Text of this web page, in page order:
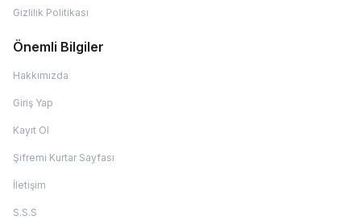
Gizlilik Politikası
Önemli Bilgiler
Hakkımızda
Giriş Yap
Kayıt Ol
Şifremi Kurtar Sayfası
İletişim
S.S.S